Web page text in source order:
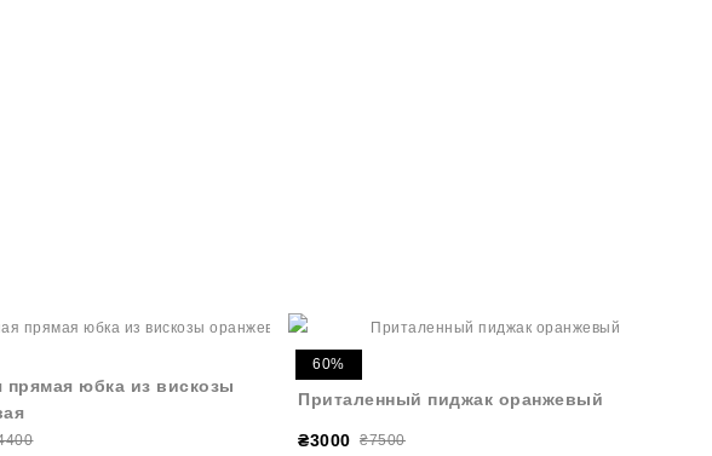
прямая юбка из вискозы
60%
Приталенный пиджак оранжевый
₴3000 ₴7500